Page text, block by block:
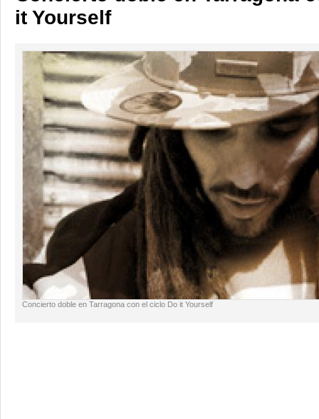
it Yourself
Concierto doble en Tarragona con el ciclo Do it Yourself